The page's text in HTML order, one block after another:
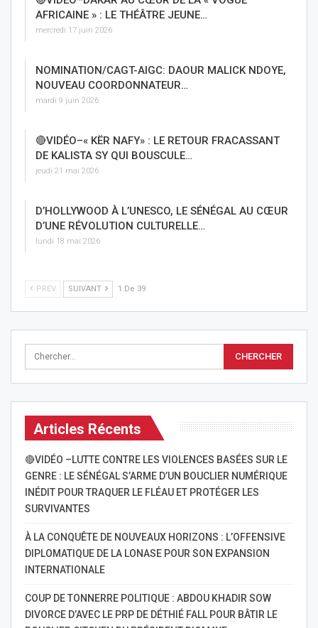
AFRICAINE » : LE THÉÂTRE JEUNE…
mercredi 17 juin 2026
NOMINATION/CAGT-AIGC: DAOUR MALICK NDOYE,
NOUVEAU COORDONNATEUR…
mardi 9 juin 2026
🔴VIDÉO–« KËR NAFY» : LE RETOUR FRACASSANT
DE KALISTA SY QUI BOUSCULE…
jeudi 21 mai 2026
D’HOLLYWOOD À L’UNESCO, LE SÉNÉGAL AU CŒUR
D’UNE RÉVOLUTION CULTURELLE…
lundi 18 mai 2026
PREV SUIVANT 1 De 39
Articles Récents
🔴VIDÉO –LUTTE CONTRE LES VIOLENCES BASÉES SUR LE
GENRE : LE SÉNÉGAL S’ARME D’UN BOUCLIER NUMÉRIQUE
INÉDIT POUR TRAQUER LE FLÉAU ET PROTÉGER LES
SURVIVANTES
À LA CONQUÊTE DE NOUVEAUX HORIZONS : L’OFFENSIVE
DIPLOMATIQUE DE LA LONASE POUR SON EXPANSION
INTERNATIONALE
COUP DE TONNERRE POLITIQUE : ABDOU KHADIR SOW
DIVORCE D’AVEC LE PRP DE DÉTHIÉ FALL POUR BÂTIR LE